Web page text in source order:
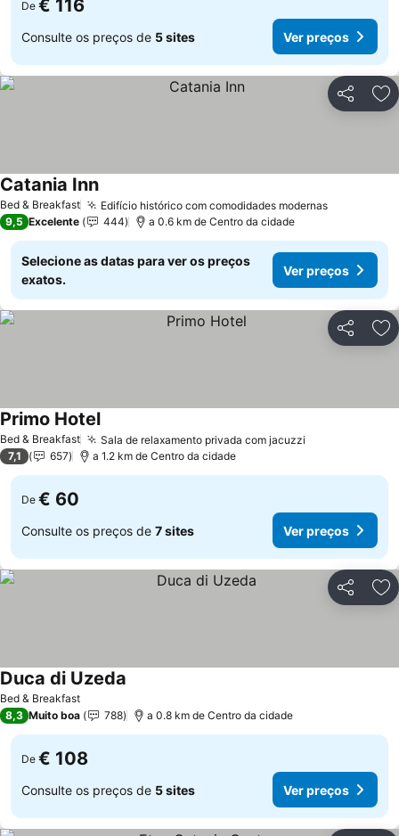
De € 116
Consulte os preços de 5 sites Ver preços
Partilhar
Bed & Breakfast Edifício histórico com comodidades modernasVer preços
Catania InnVer preços
9,5 Excelente 444 a 0.6 km de Centro da cidade
Selecione as datas para ver os preços
exatos.
Ver preços
Partilhar
Bed & Breakfast Sala de relaxamento privada com jacuzzi
Primo HotelVer preços
7,1 657 a 1.2 km de Centro da cidade
De € 60
Consulte os preços de 7 sites Ver preços
Partilhar
Bed & Breakfast
Duca di Uzeda
8,3 Muito boa 788 a 0.8 km de Centro da cidade
De € 108
Consulte os preços de 5 sites Ver preços